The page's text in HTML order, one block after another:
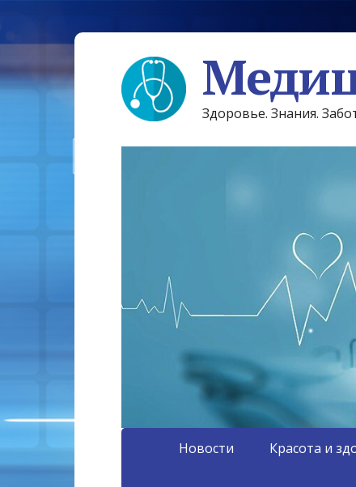
Здоровье. Знания.
Новости Красота и